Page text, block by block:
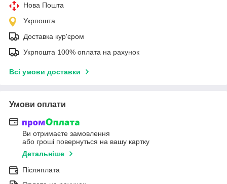
Нова Пошта
Укрпошта
Доставка кур'єром
Укрпошта 100% оплата на рахунок
Всі умови доставки
Умови оплати
Ви отримаєте замовлення
або гроші повернуться на вашу картку
Детальніше
Післяплата